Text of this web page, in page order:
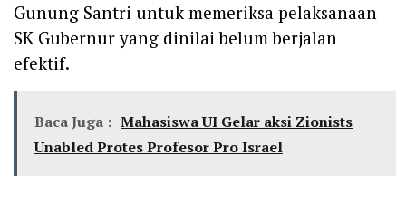
Gunung Santri untuk memeriksa pelaksanaan
SK Gubernur yang dinilai belum berjalan
efektif.
Baca Juga : Mahasiswa UI Gelar aksi Zionists
Unabled Protes Profesor Pro Israel